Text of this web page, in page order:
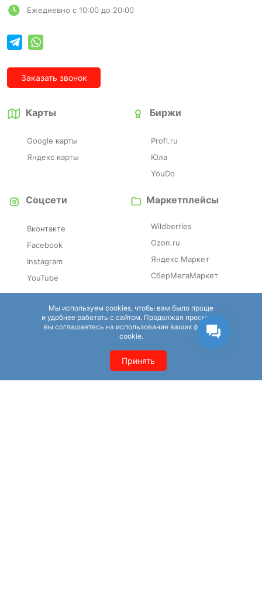
Ежедневно с 10:00 до 20:00
Заказать звонок
Карты
Google карты
Яндекс карты
Биржи
Profi.ru
Юла
YouDo
Соцсети
Вконтакте
Facebook
Instagram
YouTube
Справочники
Eapteka.ru
Tripadvisor
SPR.ru
GMSTAR.RU
Отзовики
Irecommend
Pravogolosa
Маркетплейсы
Wildberries
Ozon.ru
Яндекс Маркет
СберМегаМаркет
Мы используем cookies, чтобы вам было проще
и удобнее работать с сайтом. Продолжая просмотр,
вы соглашаетесь на использование ваших файлов
cookie.
Принять